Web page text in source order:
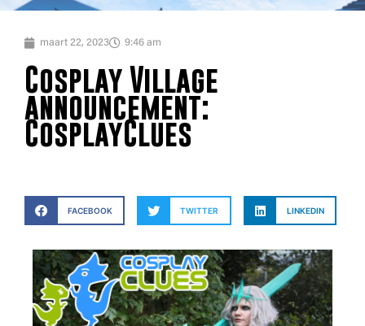
maart 22, 2023 9:46 am
Cosplay Village
announcement:
CosplayClues
FACEBOOK TWITTER LINKEDIN